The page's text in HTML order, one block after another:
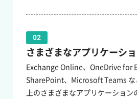
02
さまざまなアプリケーシ
Exchange Online、OneDrive for
SharePoint、Microsoft Teams
上のさまざまなアプリケーション